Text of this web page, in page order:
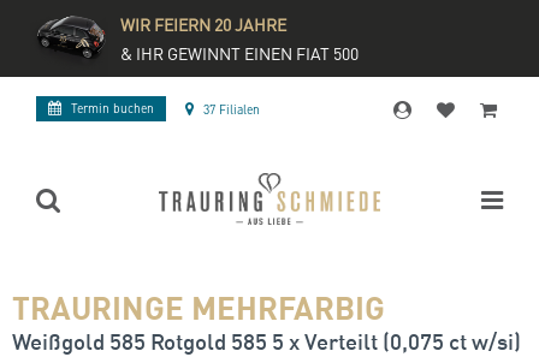
WIR FEIERN 20 JAHRE
& IHR GEWINNT EINEN FIAT 500
Termin buchen 37 Filialen
TRAURINGE MEHRFARBIG
Weißgold 585 Rotgold 585 5 x Verteilt (0,075 ct w/si)